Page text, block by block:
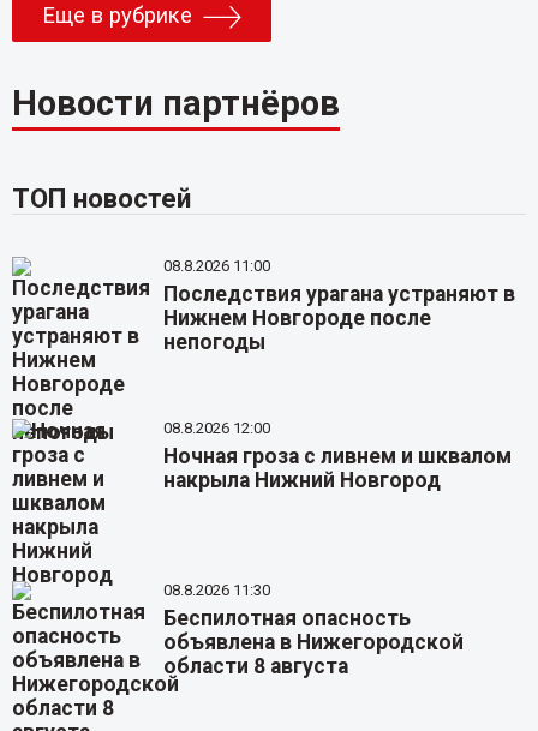
Еще в рубрике
Новости партнёров
ТОП новостей
08.8.2026 11:00
Последствия урагана устраняют в
Нижнем Новгороде после
непогоды
08.8.2026 12:00
Ночная гроза с ливнем и шквалом
накрыла Нижний Новгород
08.8.2026 11:30
Беспилотная опасность
объявлена в Нижегородской
области 8 августа